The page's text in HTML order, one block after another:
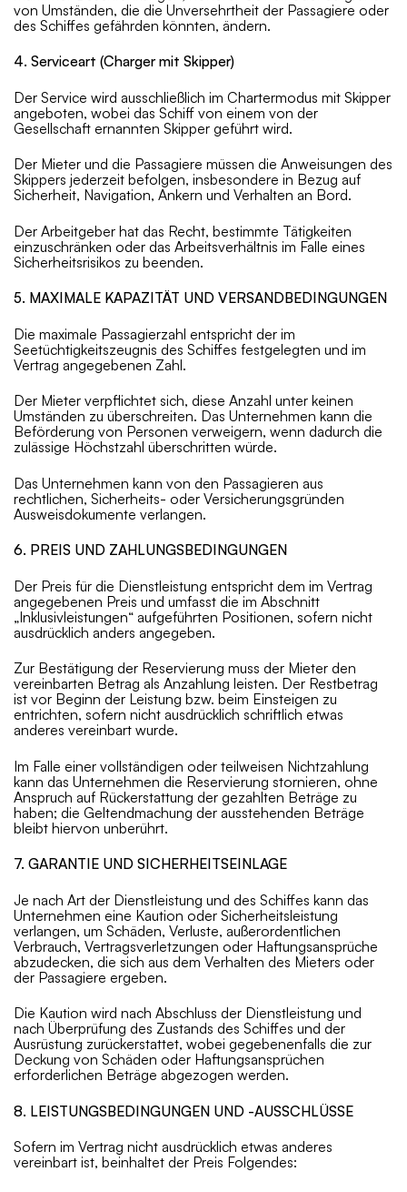
von Umständen, die die Unversehrtheit der Passagiere oder
des Schiffes gefährden könnten, ändern.
4. Serviceart (Charger mit Skipper)
Der Service wird ausschließlich im Chartermodus mit Skipper
angeboten, wobei das Schiff von einem von der
Gesellschaft ernannten Skipper geführt wird.
Der Mieter und die Passagiere müssen die Anweisungen des
Skippers jederzeit befolgen, insbesondere in Bezug auf
Sicherheit, Navigation, Ankern und Verhalten an Bord.
Der Arbeitgeber hat das Recht, bestimmte Tätigkeiten
einzuschränken oder das Arbeitsverhältnis im Falle eines
Sicherheitsrisikos zu beenden.
5. MAXIMALE KAPAZITÄT UND VERSANDBEDINGUNGEN
Die maximale Passagierzahl entspricht der im
Seetüchtigkeitszeugnis des Schiffes festgelegten und im
Vertrag angegebenen Zahl.
Der Mieter verpflichtet sich, diese Anzahl unter keinen
Umständen zu überschreiten. Das Unternehmen kann die
Beförderung von Personen verweigern, wenn dadurch die
zulässige Höchstzahl überschritten würde.
Das Unternehmen kann von den Passagieren aus
rechtlichen, Sicherheits- oder Versicherungsgründen
Ausweisdokumente verlangen.
6. PREIS UND ZAHLUNGSBEDINGUNGEN
Der Preis für die Dienstleistung entspricht dem im Vertrag
angegebenen Preis und umfasst die im Abschnitt
„Inklusivleistungen“ aufgeführten Positionen, sofern nicht
ausdrücklich anders angegeben.
Zur Bestätigung der Reservierung muss der Mieter den
vereinbarten Betrag als Anzahlung leisten. Der Restbetrag
ist vor Beginn der Leistung bzw. beim Einsteigen zu
entrichten, sofern nicht ausdrücklich schriftlich etwas
anderes vereinbart wurde.
Im Falle einer vollständigen oder teilweisen Nichtzahlung
kann das Unternehmen die Reservierung stornieren, ohne
Anspruch auf Rückerstattung der gezahlten Beträge zu
haben; die Geltendmachung der ausstehenden Beträge
bleibt hiervon unberührt.
7. GARANTIE UND SICHERHEITSEINLAGE
Je nach Art der Dienstleistung und des Schiffes kann das
Unternehmen eine Kaution oder Sicherheitsleistung
verlangen, um Schäden, Verluste, außerordentlichen
Verbrauch, Vertragsverletzungen oder Haftungsansprüche
abzudecken, die sich aus dem Verhalten des Mieters oder
der Passagiere ergeben.
Die Kaution wird nach Abschluss der Dienstleistung und
nach Überprüfung des Zustands des Schiffes und der
Ausrüstung zurückerstattet, wobei gegebenenfalls die zur
Deckung von Schäden oder Haftungsansprüchen
erforderlichen Beträge abgezogen werden.
8. LEISTUNGSBEDINGUNGEN UND -AUSSCHLÜSSE
Sofern im Vertrag nicht ausdrücklich etwas anderes
vereinbart ist, beinhaltet der Preis Folgendes: